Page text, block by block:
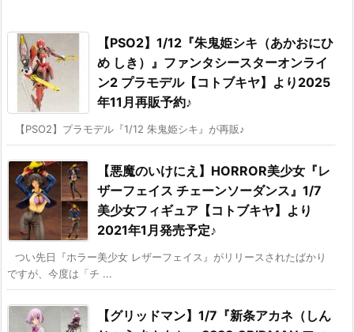
【PSO2】1/12『朱鬼姫シキ（あかおにひ
め しき）』ファンタシースターオンライ
ン2 プラモデル【コトブキヤ】より2025
年11月再販予約♪
【PSO2】プラモデル『1/12 朱鬼姫シキ』が再販♪
【悪魔のいけにえ】HORROR美少女『レ
ザーフェイス チェーンソーダンス』1/7
美少女フィギュア【コトブキヤ】より
2021年1月発売予定♪
つい先日『ホラー美少女 レザーフェイス』がリリースされたばかり
ですが、今度は「チ ...
【グリッドマン】1/7『新条アカネ（しん